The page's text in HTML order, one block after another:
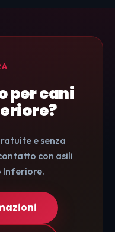
per cani
e senza
con asili
Inferiore.